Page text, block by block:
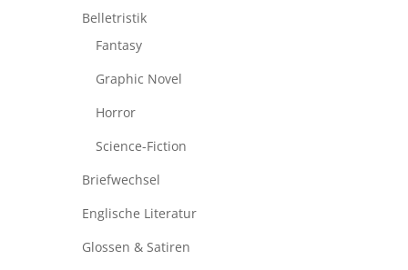
Belletristik
Fantasy
Graphic Novel
Horror
Science-Fiction
Briefwechsel
Englische Literatur
Glossen & Satiren